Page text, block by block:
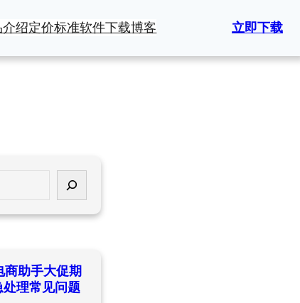
绍定价标准软件下载博客 立即下载
商助手大促期
处理常见问题